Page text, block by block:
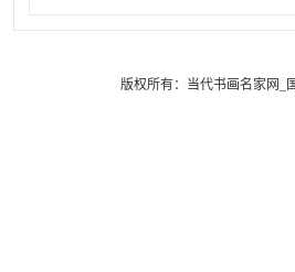
版权所有： 当代书画名家网_